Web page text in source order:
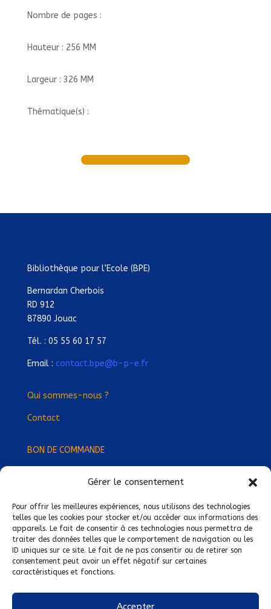
Gérer le consentement
Pour offrir les meilleures expériences, nous utilisons des technologies
telles que les cookies pour stocker et/ou accéder aux informations des
appareils. Le fait de consentir à ces technologies nous permettra de
traiter des données telles que le comportement de navigation ou les
ID uniques sur ce site. Le fait de ne pas consentir ou de retirer son
consentement peut avoir un effet négatif sur certaines
caractéristiques et fonctions.
Accepter
Nombre de pages :
Hauteur : 256 MM
Largeur : 326 MM
Thématique(s) :
Bibliothèque pour l’Ecole (BPE)
Bernardan Cherbois
RD 912
87890 Jouac
Tél. : 05 55 60 17 57
Email : contact.bpe@b-p-e.fr
Qui sommes-nous ?
Contact
BON DE COMMANDE
Devenez Délégué·e Régional·e !
Trouvez-nous près de chez vous !
Mentions légales
Conditions générales de vente
Politique de confidentialité